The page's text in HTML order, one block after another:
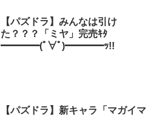
【パズドラ】みんなは引け
た？？？「ミヤ」完売ｷﾀ
━━━━(ﾟ∀ﾟ)━━━━ｯ!!
【パズドラ】新キャラ「マガイマ